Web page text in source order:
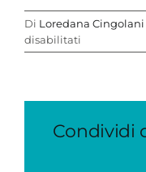
Di Loredana Cingolani
disabilitati
Condividi